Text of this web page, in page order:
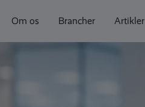
Om os Brancher Artikler